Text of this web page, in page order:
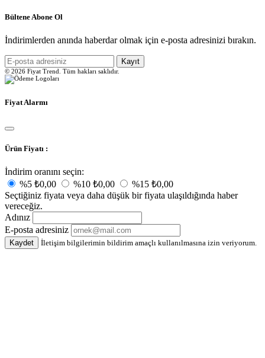
Bültene Abone Ol
İndirimlerden anında haberdar olmak için e-posta adresinizi bırakın.
Kayıt
© 2026 Fiyat Trend. Tüm hakları saklıdır.
Fiyat Alarmı
Ürün Fiyatı :
İndirim oranını seçin:
%5 ₺0,00 %10 ₺0,00 %15 ₺0,00
Seçtiğiniz fiyata veya daha düşük bir fiyata ulaşıldığında haber
vereceğiz.
Adınız
E-posta adresiniz
Kaydet İletişim bilgilerimin bildirim amaçlı kullanılmasına izin veriyorum.